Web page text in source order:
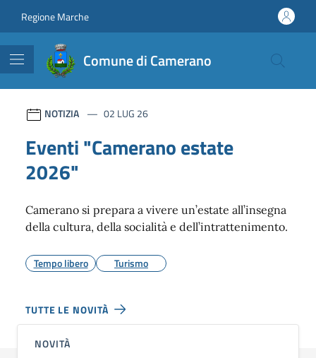
Regione Marche
Comune di Camerano
Comune di Camerano
Contenuti in evidenza
NOTIZIA 02 LUG 26
Eventi "Camerano estate
2026"
Camerano si prepara a vivere un’estate all’insegna
della cultura, della socialità e dell’intrattenimento.
Tempo libero Turismo
TUTTE LE NOVITÀ
NOVITÀ